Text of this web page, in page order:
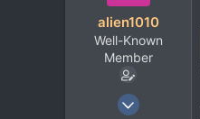
alien1010
Well-Known
Member
8 Июн 2011